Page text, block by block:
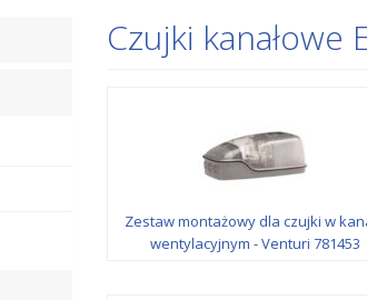
Czujki kanałowe
Zestaw montażowy dla czujki w
wentylacyjnym - Venturi 781453